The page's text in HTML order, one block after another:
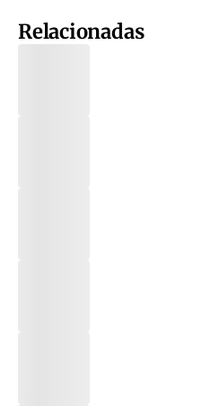
Relacionadas